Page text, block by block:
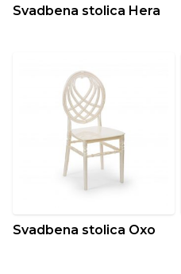
Svadbena stolica Hera
Svadbena stolica Oxo